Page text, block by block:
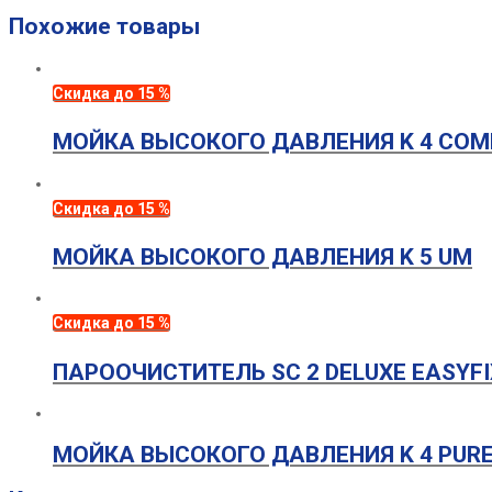
Похожие товары
Скидка до 15 %
МОЙКА ВЫСОКОГО ДАВЛЕНИЯ K 4
Скидка до 15 %
МОЙКА ВЫСОКОГО ДАВЛЕНИЯ K 5 UM
Скидка до 15 %
ПАРООЧИСТИТЕЛЬ SC 2 DELUXE
МОЙКА ВЫСОКОГО ДАВЛЕНИЯ K 4 PURE